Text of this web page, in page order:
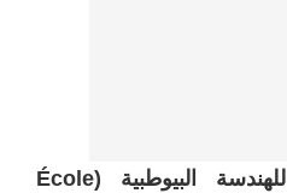
المدرسة العليا للهندسة البيوطبية (École